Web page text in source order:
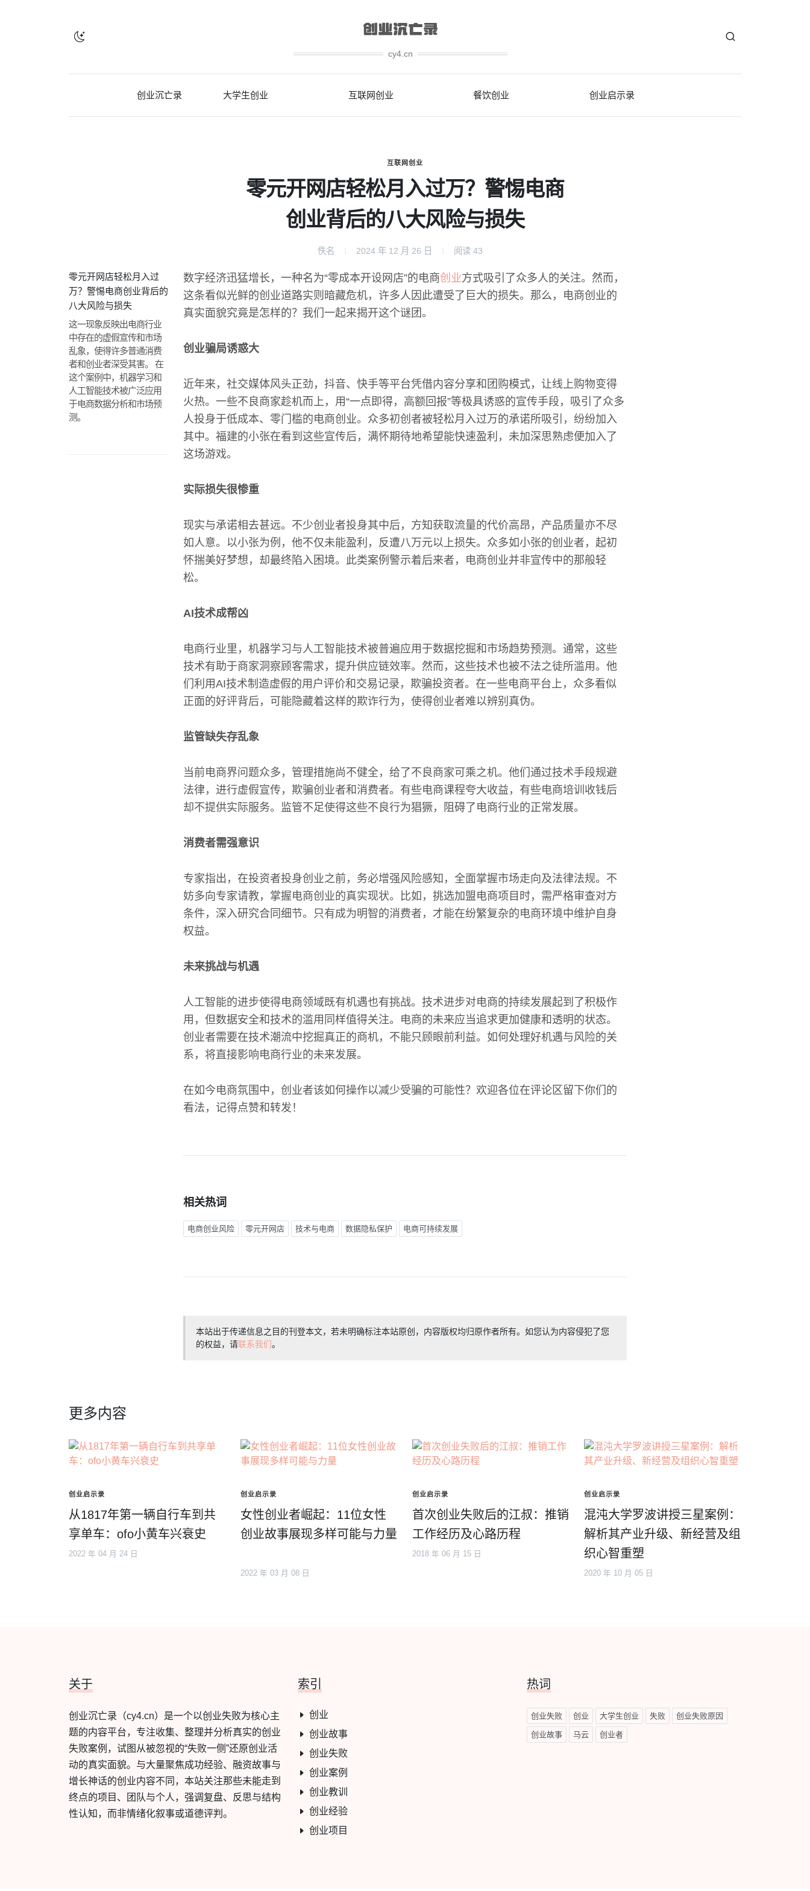
cy4.cn
创业沉亡录 大学生创业 互联网创业 餐饮创业 创业启示录
互联网创业
零元开网店轻松月入过万？警惕电商
创业背后的八大风险与损失
佚名 2024 年 12 月 26 日 阅读 43
零元开网店轻松月入过
万？警惕电商创业背后的
八大风险与损失
这一现象反映出电商行业
中存在的虚假宣传和市场
乱象，使得许多普通消费
者和创业者深受其害。 在
这个案例中，机器学习和
人工智能技术被广泛应用
于电商数据分析和市场预
测。
数字经济迅猛增长，一种名为“零成本开设网店”的电商创业方式吸引了众多人的关注。然而，
这条看似光鲜的创业道路实则暗藏危机，许多人因此遭受了巨大的损失。那么，电商创业的
真实面貌究竟是怎样的？我们一起来揭开这个谜团。
创业骗局诱惑大
近年来，社交媒体风头正劲，抖音、快手等平台凭借内容分享和团购模式，让线上购物变得
火热。一些不良商家趁机而上，用“一点即得，高额回报”等极具诱惑的宣传手段，吸引了众多
人投身于低成本、零门槛的电商创业。众多初创者被轻松月入过万的承诺所吸引，纷纷加入
其中。福建的小张在看到这些宣传后，满怀期待地希望能快速盈利，未加深思熟虑便加入了
这场游戏。
实际损失很惨重
现实与承诺相去甚远。不少创业者投身其中后，方知获取流量的代价高昂，产品质量亦不尽
如人意。以小张为例，他不仅未能盈利，反遭八万元以上损失。众多如小张的创业者，起初
怀揣美好梦想，却最终陷入困境。此类案例警示着后来者，电商创业并非宣传中的那般轻
松。
AI技术成帮凶
电商行业里，机器学习与人工智能技术被普遍应用于数据挖掘和市场趋势预测。通常，这些
技术有助于商家洞察顾客需求，提升供应链效率。然而，这些技术也被不法之徒所滥用。他
们利用AI技术制造虚假的用户评价和交易记录，欺骗投资者。在一些电商平台上，众多看似
正面的好评背后，可能隐藏着这样的欺诈行为，使得创业者难以辨别真伪。
监管缺失存乱象
当前电商界问题众多，管理措施尚不健全，给了不良商家可乘之机。他们通过技术手段规避
法律，进行虚假宣传，欺骗创业者和消费者。有些电商课程夸大收益，有些电商培训收钱后
却不提供实际服务。监管不足使得这些不良行为猖獗，阻碍了电商行业的正常发展。
消费者需强意识
专家指出，在投资者投身创业之前，务必增强风险感知，全面掌握市场走向及法律法规。不
妨多向专家请教，掌握电商创业的真实现状。比如，挑选加盟电商项目时，需严格审查对方
条件，深入研究合同细节。只有成为明智的消费者，才能在纷繁复杂的电商环境中维护自身
权益。
未来挑战与机遇
人工智能的进步使得电商领域既有机遇也有挑战。技术进步对电商的持续发展起到了积极作
用，但数据安全和技术的滥用同样值得关注。电商的未来应当追求更加健康和透明的状态。
创业者需要在技术潮流中挖掘真正的商机，不能只顾眼前利益。如何处理好机遇与风险的关
系，将直接影响电商行业的未来发展。
在如今电商氛围中，创业者该如何操作以减少受骗的可能性？欢迎各位在评论区留下你们的
看法，记得点赞和转发！
相关热词
电商创业风险 零元开网店 技术与电商 数据隐私保护 电商可持续发展
本站出于传递信息之目的刊登本文，若未明确标注本站原创，内容版权均归原作者所有。如您认为内容侵犯了您
的权益，请联系我们。
更多内容
创业启示录
从1817年第一辆自行车到共
享单车：ofo小黄车兴衰史
2022 年 04 月 24 日
创业启示录
女性创业者崛起：11位女性
创业故事展现多样可能与力量
2022 年 03 月 08 日
创业启示录
首次创业失败后的江叔：推销
工作经历及心路历程
2018 年 06 月 15 日
创业启示录
混沌大学罗波讲授三星案例：
解析其产业升级、新经营及组
织心智重塑
2020 年 10 月 05 日
关于
创业沉亡录（cy4.cn）是一个以创业失败为核心主
题的内容平台，专注收集、整理并分析真实的创业
失败案例，试图从被忽视的“失败一侧”还原创业活
动的真实面貌。与大量聚焦成功经验、融资故事与
增长神话的创业内容不同，本站关注那些未能走到
终点的项目、团队与个人，强调复盘、反思与结构
性认知，而非情绪化叙事或道德评判。
索引
创业
创业故事
创业失败
创业案例
创业教训
创业经验
创业项目
热词
创业失败 创业 大学生创业 失败 创业失败原因
创业故事 马云 创业者